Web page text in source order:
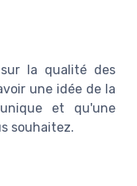
la qualité des
une idée de la
et qu'une
souhaitez.